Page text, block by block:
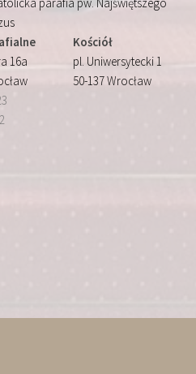
16a
Kościół
pl. Uniwersytecki 1
50-137 Wrocław